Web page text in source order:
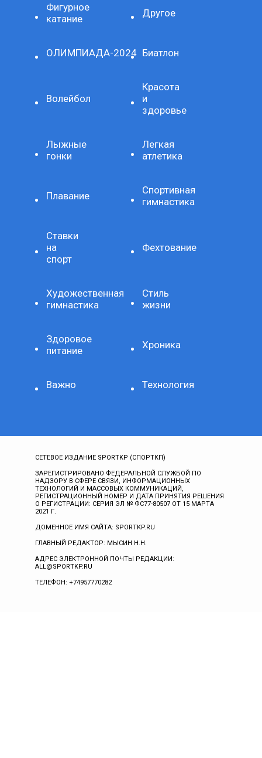
Фигурное
катание
Другое
ОЛИМПИАДА-2024 Биатлон
Волейбол
Красота
и
здоровье
Лыжные
гонки
Легкая
атлетика
Плавание
Спортивная
гимнастика
Ставки
на
спорт
Фехтование
Художественная
гимнастика
Стиль
жизни
Здоровое
питание
Хроника
Важно Технология
СЕТЕВОЕ ИЗДАНИЕ SPORTKP (СПОРТКП)
ЗАРЕГИСТРИРОВАНО ФЕДЕРАЛЬНОЙ СЛУЖБОЙ ПО
НАДЗОРУ В СФЕРЕ СВЯЗИ, ИНФОРМАЦИОННЫХ
ТЕХНОЛОГИЙ И МАССОВЫХ КОММУНИКАЦИЙ,
РЕГИСТРАЦИОННЫЙ НОМЕР И ДАТА ПРИНЯТИЯ РЕШЕНИЯ
О РЕГИСТРАЦИИ: СЕРИЯ ЭЛ № ФС77-80507 ОТ 15 МАРТА
2021 Г.
ДОМЕННОЕ ИМЯ САЙТА: SPORTKP.RU
ГЛАВНЫЙ РЕДАКТОР: МЫСИН Н.Н.
АДРЕС ЭЛЕКТРОННОЙ ПОЧТЫ РЕДАКЦИИ:
ALL@SPORTKP.RU
ТЕЛЕФОН: +74957770282